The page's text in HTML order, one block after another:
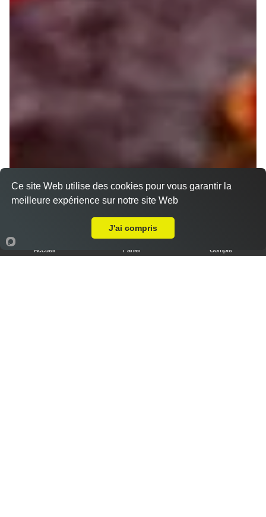
Nos Tajines
Accueil Panier Compte
Ce site Web utilise des cookies pour vous garantir la
meilleure expérience sur notre site Web
J'ai compris